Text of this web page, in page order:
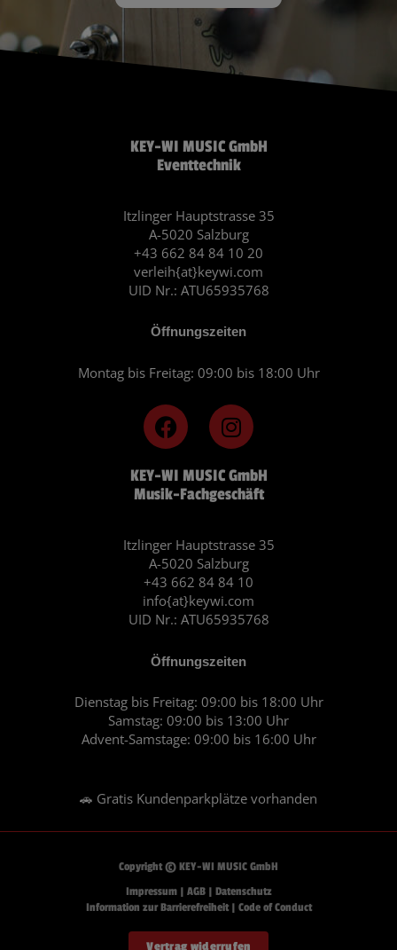
KEY-WI MUSIC GmbH
Musik-Fachgeschäft
Itzlinger Hauptstrasse 35
A-5020 Salzburg
+43 662 84 84 10
info{at}keywi.com
UID Nr.: ATU65935768
Öffnungszeiten
Dienstag bis Freitag: 09:00 bis 18:00 Uhr
Samstag: 09:00 bis 13:00 Uhr
Advent-Samstage: 09:00 bis 16:00 Uhr
🚗 Gratis Kundenparkplätze vorhanden
F
a
c
e
b
o
k
I
n
s
t
a
r
a
m
KEY-WI MUSIC GmbH
Eventtechnik
Itzlinger Hauptstrasse 35
A-5020 Salzburg
+43 662 84 84 10 20
verleih{at}keywi.com
UID Nr.: ATU65935768
Öffnungszeiten
Montag bis Freitag: 09:00 bis 18:00 Uhr
Copyright © KEY-WI MUSIC GmbH
Impressum| AGB| Datenschutz
Information zur Barrierefreiheit| Code of Conduct
Vertrag widerrufen